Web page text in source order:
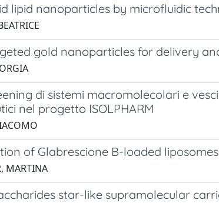
lipid nanoparticles by microfluidic
gold nanoparticles for delivery
di sistemi macromolecolari e
nel progetto ISOLPHARM
of Glabrescione B-loaded
MARTINA
star-like supramolecular